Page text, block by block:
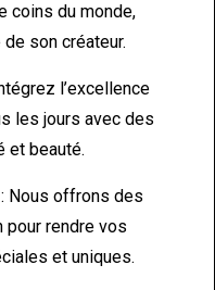
coins du monde,
son créateur.
l’excellence
les jours avec des
et beauté.
: Nous offrons des
rendre vos
et uniques.